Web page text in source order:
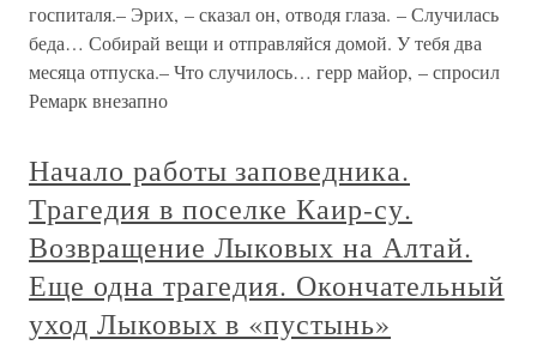
госпиталя.– Эрих, – сказал он, отводя глаза. – Случилась
беда… Собирай вещи и отправляйся домой. У тебя два
месяца отпуска.– Что случилось… герр майор, – спросил
Ремарк внезапно
Начало работы заповедника.
Трагедия в поселке Каир-су.
Возвращение Лыковых на Алтай.
Еще одна трагедия. Окончательный
уход Лыковых в «пустынь»